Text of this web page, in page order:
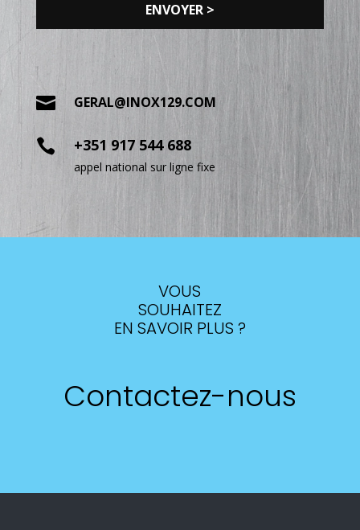
 GERAL@INOX129.COM
 +351 917 544 688
appel national sur ligne fixe
VOUS
SOUHAITEZ
EN SAVOIR PLUS ?
Contactez-nous